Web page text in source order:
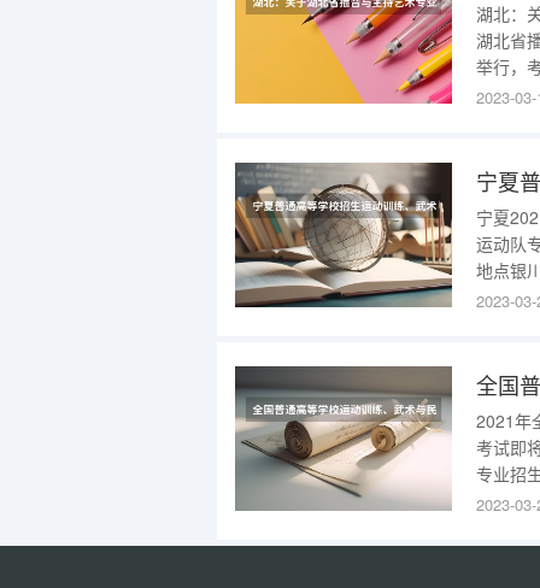
湖北：
湖北省
举行，
（
2023-
宁夏
运动队
地点银
生应于
考
2023-
2021年
考试即
专业招
340余
17日语
2023-